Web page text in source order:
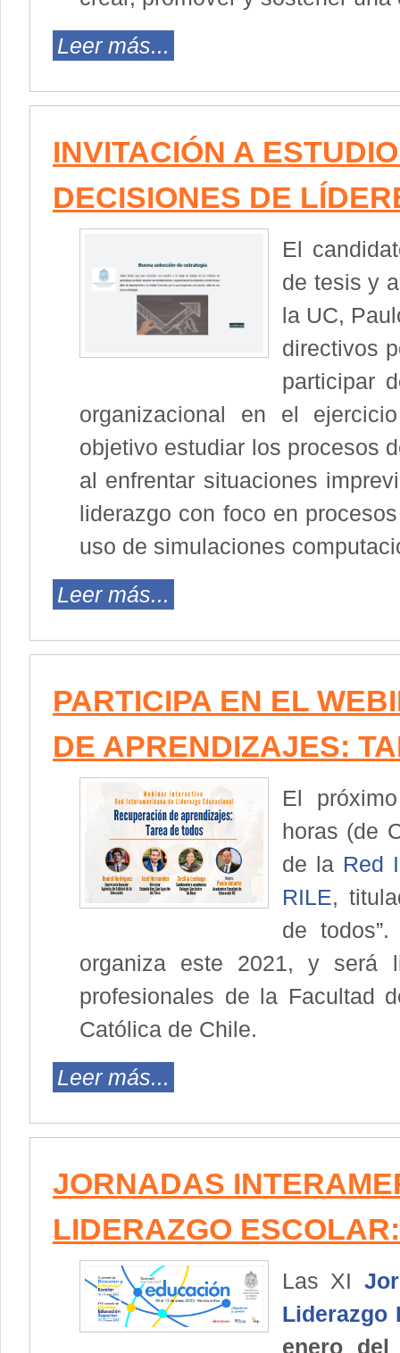
Leer más...
INVITACIÓN A
DECISIONES DE
El
de tesis y
la UC,
directivos
participar
organizacional en el
objetivo estudiar los procesos
al enfrentar situaciones
liderazgo con foco en
uso de simulaciones
Leer más...
PARTICIPA EN EL
DE APRENDIZAJES:
El
horas (de
de la Red
RILE,
de
organiza este 2021, y será
profesionales de la Facultad
Católica de Chile.
Leer más...
JORNADAS
LIDERAZGO
Las XI
Liderazgo
enero del